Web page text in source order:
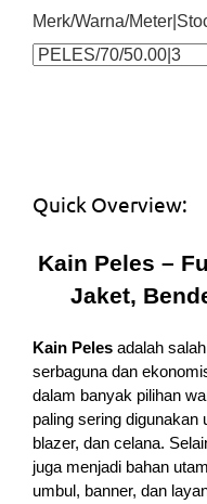
Merk/Warna/
Quick Overview:
Kain Peles –
Jaket,
Kain Peles adalah
serbaguna dan
dalam banyak pilihan
paling sering digunakan
blazer, dan celana.
juga menjadi bahan
umbul, banner, dan